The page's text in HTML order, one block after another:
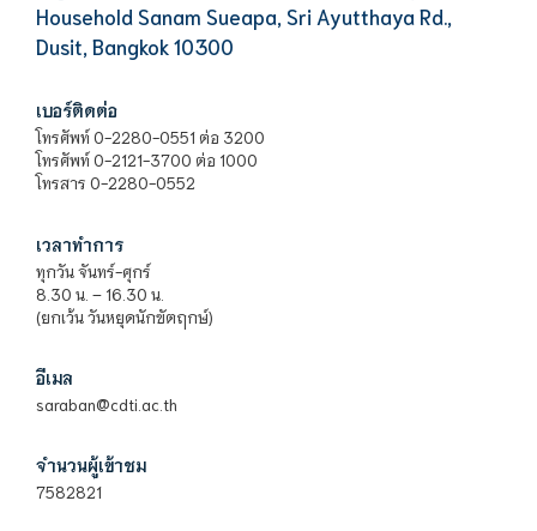
Household Sanam Sueapa, Sri Ayutthaya Rd.,
Dusit, Bangkok 10300
เบอร์ติดต่อ
โทรศัพท์ 0-2280-0551 ต่อ 3200
โทรศัพท์ 0-2121-3700 ต่อ 1000
โทรสาร 0-2280-0552
เวลาทำการ
ทุกวัน จันทร์-ศุกร์
8.30 น. – 16.30 น.
(ยกเว้น วันหยุดนักขัตฤกษ์)
อีเมล
saraban@cdti.ac.th
จำนวนผู้เข้าชม
7582821